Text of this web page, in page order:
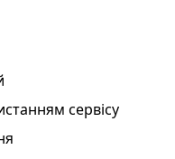
сервісу